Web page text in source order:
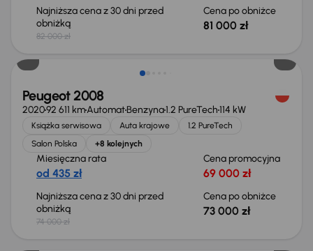
Najniższa cena z 30 dni przed
obniżką
82 000 zł
Cena po obniżce
81 000 zł
Taniej o 1 000 zł
Peugeot 2008
202092 611 kmAutomatBenzyna1.2 PureTech114 kW
Książka serwisowa Auta krajowe
1.2 PureTech
Salon Polska
+8 kolejnych
Miesięczna rata
od 435 zł
Cena promocyjna
69 000 zł
Najniższa cena z 30 dni przed
obniżką
74 000 zł
Cena po obniżce
73 000 zł